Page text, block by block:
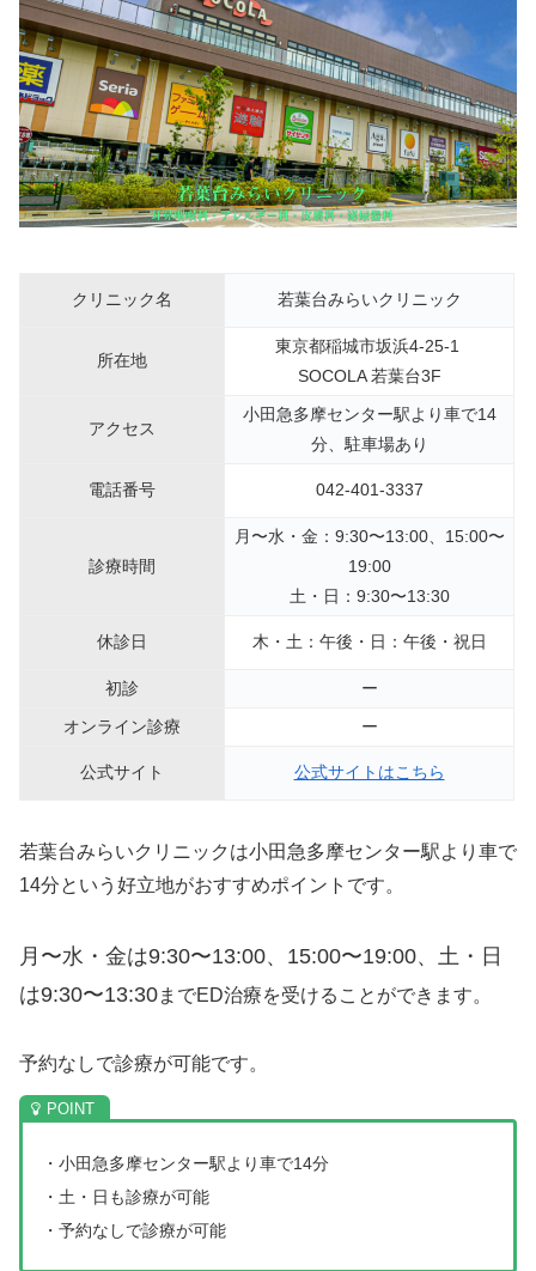
クリニック名 若葉台みらいクリニック
所在地
東京都稲城市坂浜4-25-1
SOCOLA 若葉台3F
アクセス
小田急多摩センター駅より車で14
分、駐車場あり
電話番号 042-401-3337
診療時間
月〜水・金：9:30〜13:00、15:00〜
19:00
土・日：9:30〜13:30
休診日 木・土：午後・日：午後・祝日
初診
ー
オンライン診療
ー
公式サイト 公式サイトはこちら
若葉台みらいクリニックは小田急多摩センター駅より車で
14分という好立地がおすすめポイントです。
月〜水・金は9:30〜13:00、15:00〜19:00、土・日
は9:30〜13:30までED治療を受けることができます。
予約なしで診療が可能です。
・小田急多摩センター駅より車で14分
・土・日も診療が可能
・予約なしで診療が可能